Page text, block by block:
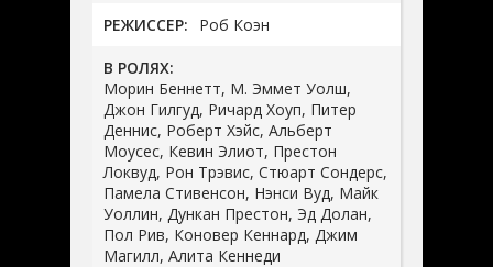
РЕЖИССЕР: Роб Коэн
В РОЛЯХ:
Морин Беннетт, М. Эммет Уолш,
Джон Гилгуд, Ричард Хоуп, Питер
Деннис, Роберт Хэйс, Альберт
Моусес, Кевин Элиот, Престон
Локвуд, Рон Трэвис, Стюарт Сондерс,
Памела Стивенсон, Нэнси Вуд, Майк
Уоллин, Дункан Престон, Эд Долан,
Пол Рив, Коновер Кеннард, Джим
Магилл, Алита Кеннеди